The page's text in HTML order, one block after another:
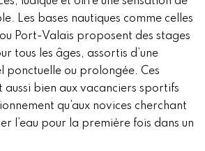
Les bases nautiques comme celles
Port-Valais proposent des stages
tous les âges, assortis d’une
ponctuelle ou prolongée. Ces
aussi bien aux vacanciers sportifs
qu’aux novices cherchant
l’eau pour la première fois dans un